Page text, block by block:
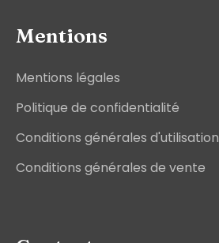
Mentions
Mentions légales
Politique de confidentialité
Conditions générales d'utilisation
Conditions générales de vente